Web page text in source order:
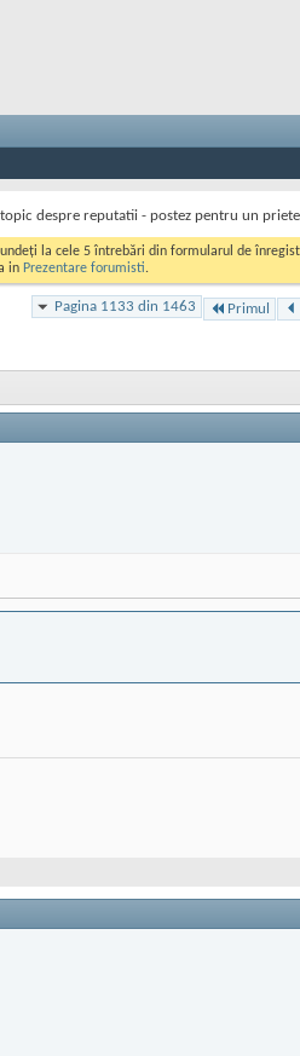
despre reputatii - postez pentru un
la cele 5 întrebări din formularul de
in Prezentare forumisti.
Pagina 1133 din 1463 Primul